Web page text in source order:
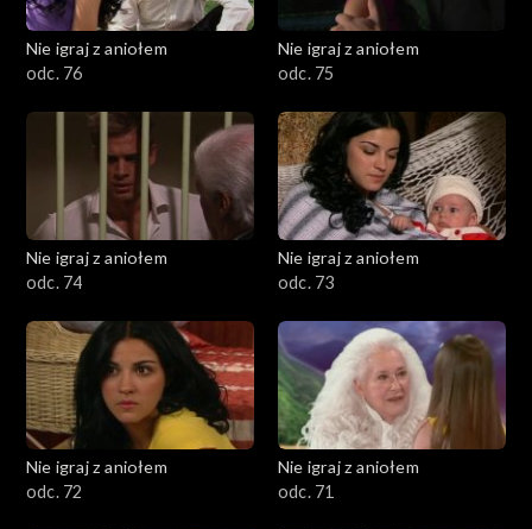
Nie igraj z aniołem
odc. 76
Nie igraj z aniołem
odc. 75
Nie igraj z aniołem
odc. 74
Nie igraj z aniołem
odc. 73
Nie igraj z aniołem
odc. 72
Nie igraj z aniołem
odc. 71